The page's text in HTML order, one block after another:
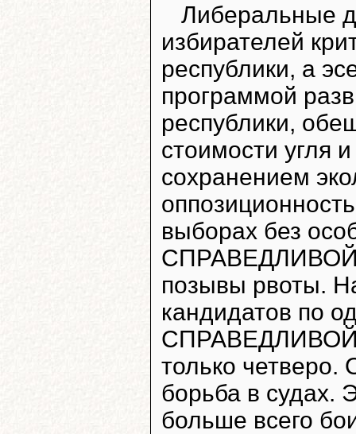
Либеральные
избирателей
республики, а
программой
республики,
стоимости угля
сохранением
выборах без
СПРАВЕДЛИВОЙ
позывы рвоты.
кандидатов по
СПРАВЕДЛИВОЙ
только четверо.
борьба в судах.
больше всего